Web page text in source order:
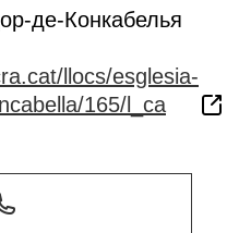
де-Конкабелья
llocs/esglesia-
165/l_ca